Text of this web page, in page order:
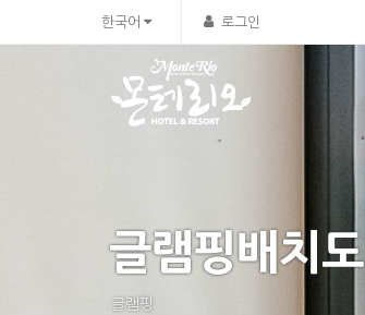
한국어 로그인
글램핑배치도
글램핑